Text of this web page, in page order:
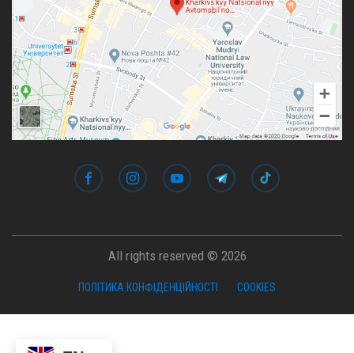
All rights reserved © 2026
ПОЛІТИКА КОНФІДЕНЦІЙНОСТІ COOKIES